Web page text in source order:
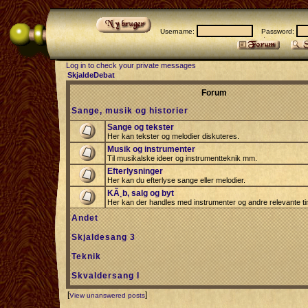
Username: Password:
Log in to check your private messages
SkjaldeDebat
Forum
Sange, musik og historier
Sange og tekster
Her kan tekster og melodier diskuteres.
Musik og instrumenter
Til musikalske ideer og instrumentteknik mm.
Efterlysninger
Her kan du efterlyse sange eller melodier.
KÃ¸b, salg og byt
Her kan der handles med instrumenter og andre relevante
Andet
Skjaldesang 3
Teknik
Skvaldersang I
[View unanswered posts]